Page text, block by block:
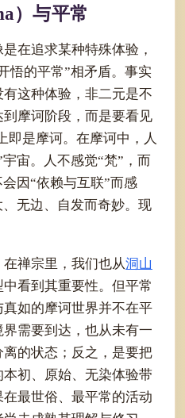
）与平常
在追求某种特殊体验，
悟的平常”相矛盾。事实
这种体验，非二元是不
摩诃阶段，而是要看见
即是摩诃。在摩诃中，人
宙。人不感觉“梵”，而
因“依赖与互联”而感
无边、自发而奇妙。现
禅宗里，我们也从洞山
看到其重要性。但平常
如的摩诃世界并不在平
需要到达，也从未有一
的状态；反之，是要把
初、原始、无染体验带
最世俗、最平常的活动